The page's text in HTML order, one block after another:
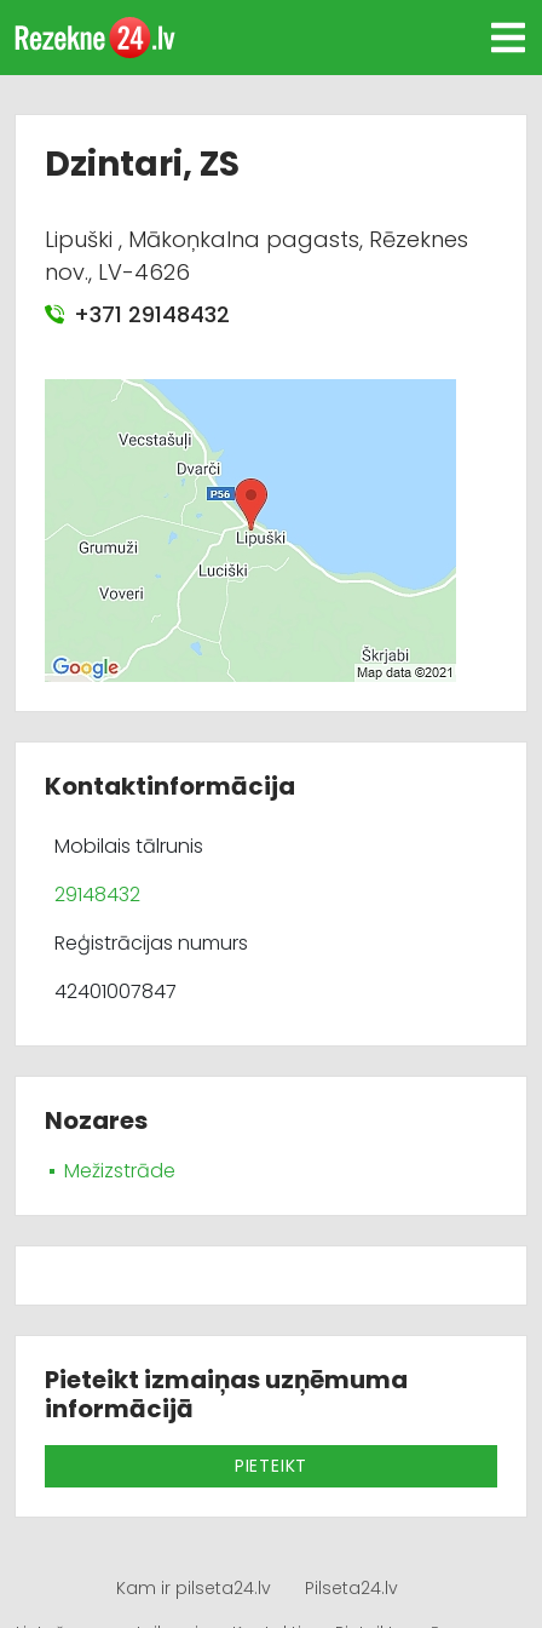
Dzintari, ZS
Lipuški , Mākoņkalna pagasts, Rēzeknes
nov., LV-4626
+371 29148432
Kontaktinformācija
Mobilais tālrunis
29148432
Reģistrācijas numurs
42401007847
Nozares
Mežizstrāde
Pieteikt izmaiņas uzņēmuma
informācijā
PIETEIKT
Kam ir pilseta24.lv
Pilseta24.lv